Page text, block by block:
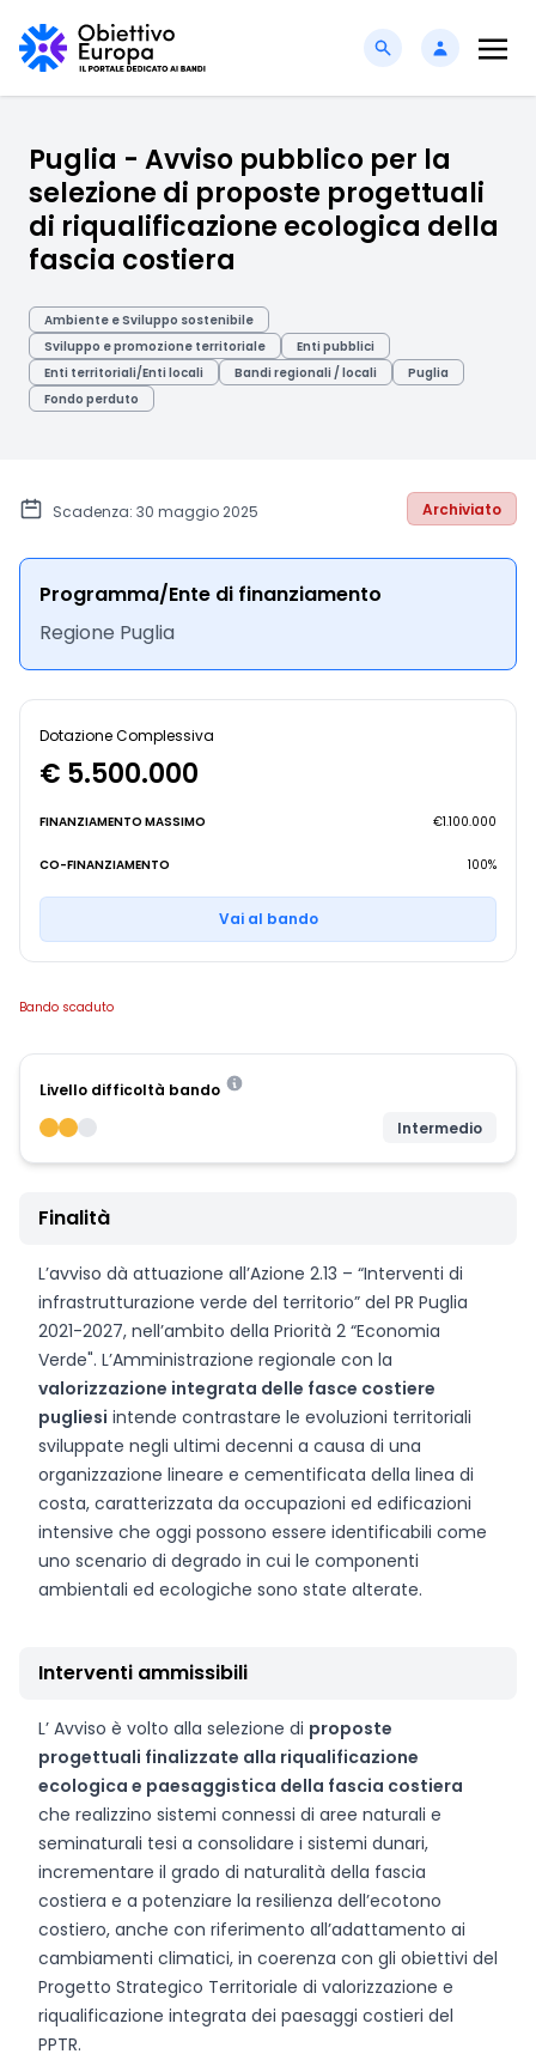
Puglia - Avviso pubblico per la
selezione di proposte progettuali
di riqualificazione ecologica della
fascia costiera
Ambiente e Sviluppo sostenibile
Sviluppo e promozione territoriale
Enti pubblici
Enti territoriali/Enti locali
Bandi regionali / locali
Puglia
Fondo perduto
Scadenza: 30 maggio 2025 Archiviato
Programma/Ente di finanziamento
Regione Puglia
Dotazione Complessiva
€ 5.500.000
FINANZIAMENTO MASSIMO €1.100.000
CO-FINANZIAMENTO 100%
Vai al bando
Bando scaduto
Livello difficoltà bando
Intermedio
Finalità
L’avviso dà attuazione all’Azione 2.13 – “Interventi di
infrastrutturazione verde del territorio” del PR Puglia
2021-2027, nell’ambito della Priorità 2 “Economia
Verde". L’Amministrazione regionale con la
valorizzazione integrata delle fasce costiere
pugliesi intende contrastare le evoluzioni territoriali
sviluppate negli ultimi decenni a causa di una
organizzazione lineare e cementificata della linea di
costa, caratterizzata da occupazioni ed edificazioni
intensive che oggi possono essere identificabili come
uno scenario di degrado in cui le componenti
ambientali ed ecologiche sono state alterate.
Interventi ammissibili
L’ Avviso è volto alla selezione di proposte
progettuali finalizzate alla riqualificazione
ecologica e paesaggistica della fascia costiera
che realizzino sistemi connessi di aree naturali e
seminaturali tesi a consolidare i sistemi dunari,
incrementare il grado di naturalità della fascia
costiera e a potenziare la resilienza dell’ecotono
costiero, anche con riferimento all’adattamento ai
cambiamenti climatici, in coerenza con gli obiettivi del
Progetto Strategico Territoriale di valorizzazione e
riqualificazione integrata dei paesaggi costieri del
PPTR.